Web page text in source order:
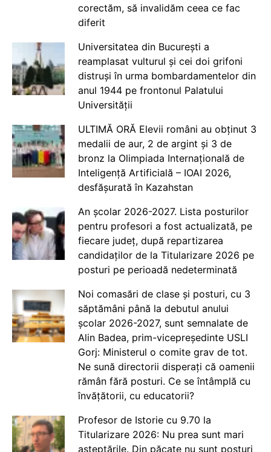
corectăm, să invalidăm ceea ce fac
diferit
Universitatea din București a
reamplasat vulturul și cei doi grifoni
distruși în urma bombardamentelor din
anul 1944 pe frontonul Palatului
Universității
ULTIMĂ ORĂ Elevii români au obținut 3
medalii de aur, 2 de argint și 3 de
bronz la Olimpiada Internațională de
Inteligență Artificială – IOAI 2026,
desfășurată în Kazahstan
An școlar 2026-2027. Lista posturilor
pentru profesori a fost actualizată, pe
fiecare județ, după repartizarea
candidaților de la Titularizare 2026 pe
posturi pe perioadă nedeterminată
Noi comasări de clase și posturi, cu 3
săptămâni până la debutul anului
școlar 2026-2027, sunt semnalate de
Alin Badea, prim-vicepreședinte USLI
Gorj: Ministerul o comite grav de tot.
Ne sună directorii disperați că oamenii
rămân fără posturi. Ce se întâmplă cu
învățătorii, cu educatorii?
Profesor de Istorie cu 9.70 la
Titularizare 2026: Nu prea sunt mari
așteptările. Din păcate nu sunt posturi